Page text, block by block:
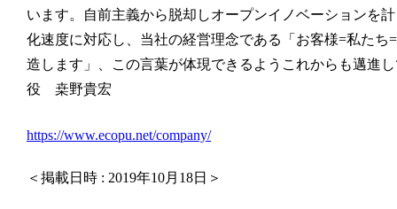
います。自前主義から脱却しオープンイノベーションを
化速度に対応し、当社の経営理念である「お客様=私たち
造します」、この言葉が体現できるようこれからも邁進
役 桒野貴宏
https://www.ecopu.net/company/
＜掲載日時 : 2019年10月18日＞